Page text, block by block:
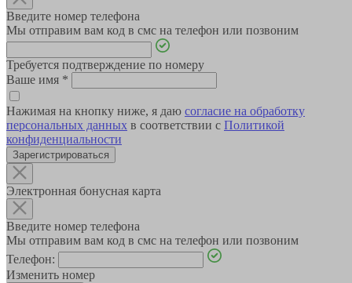
Введите номер телефона
Мы отправим вам код в смс на телефон или позвоним
Требуется подтверждение по номеру
Ваше имя *
Нажимая на кнопку ниже, я даю согласие на обработку
персональных данных в соответствии с Политикой
конфиденциальности
Зарегистрироваться
Электронная бонусная карта
Введите номер телефона
Мы отправим вам код в смс на телефон или позвоним
Телефон:
Изменить номер